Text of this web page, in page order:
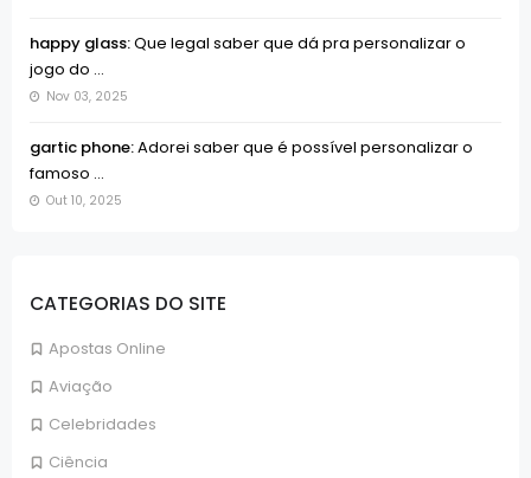
happy glass:Que legal saber que dá pra personalizar o
jogo do ...
Nov 03, 2025
gartic phone:Adorei saber que é possível personalizar o
famoso ...
Out 10, 2025
CATEGORIAS DO SITE
Apostas Online
Aviação
Celebridades
Ciência